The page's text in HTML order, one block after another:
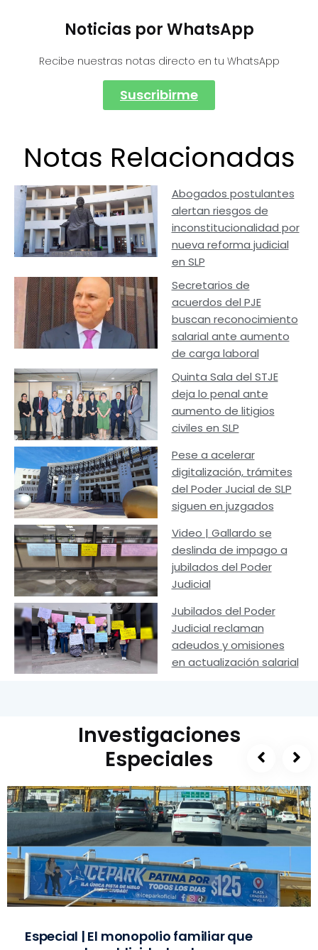
Noticias por WhatsApp
Recibe nuestras notas directo en tu WhatsApp
Suscribirme
Notas Relacionadas
Abogados postulantes
alertan riesgos de
inconstitucionalidad por
nueva reforma judicial
en SLP
Secretarios de
acuerdos del PJE
buscan reconocimiento
salarial ante aumento
de carga laboral
Quinta Sala del STJE
deja lo penal ante
aumento de litigios
civiles en SLP
Pese a acelerar
digitalización, trámites
del Poder Jucial de SLP
siguen en juzgados
Video | Gallardo se
deslinda de impago a
jubilados del Poder
Judicial
Jubilados del Poder
Judicial reclaman
adeudos y omisiones
en actualización salarial
Investigaciones
Especiales
Especial | El monopolio familiar que